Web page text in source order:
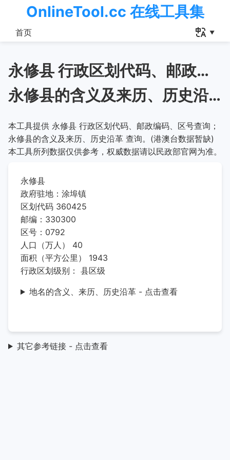
OnlineTool.cc 在线工具集
首页
永修县 行政区划代码、邮政编码、区号查询
永修县的含义及来历、历史沿革
本工具提供 永修县 行政区划代码、邮政编码、区号查询；
永修县的含义及来历、历史沿革 查询。(港澳台数据暂缺)
本工具所列数据仅供参考，权威数据请以民政部官网为准。
永修县
政府驻地：涂埠镇
区划代码 360425
邮编：330300
区号：0792
人口（万人） 40
面积（平方公里） 1943
行政区划级别： 县区级
地名的含义、来历、历史沿革 - 点击查看
其它参考链接 - 点击查看